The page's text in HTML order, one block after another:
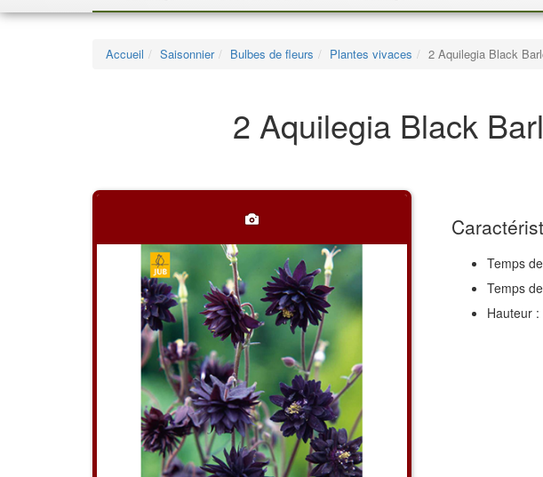
Accueil Saisonnier Bulbes de fleurs Plantes vivaces 2 Aquilegia Black
2 Aquilegia Black
Temps
Temps
Hauteur :